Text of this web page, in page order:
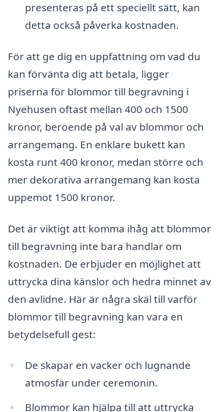
presenteras på ett speciellt sätt, kan
detta också påverka kostnaden.
För att ge dig en uppfattning om vad du
kan förvänta dig att betala, ligger
priserna för blommor till begravning i
Nyehusen oftast mellan 400 och 1500
kronor, beroende på val av blommor och
arrangemang. En enklare bukett kan
kosta runt 400 kronor, medan större och
mer dekorativa arrangemang kan kosta
uppemot 1500 kronor.
Det är viktigt att komma ihåg att blommor
till begravning inte bara handlar om
kostnaden. De erbjuder en möjlighet att
uttrycka dina känslor och hedra minnet av
den avlidne. Här är några skäl till varför
blommor till begravning kan vara en
betydelsefull gest:
De skapar en vacker och lugnande
atmosfär under ceremonin.
Blommor kan hjälpa till att uttrycka